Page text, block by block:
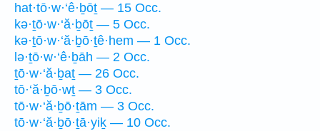
hat·tō·w·‘ê·ḇōṯ — 15 Occ.
kə·ṯō·w·‘ă·ḇōṯ — 5 Occ.
kə·ṯō·w·‘ă·ḇō·ṯê·hem — 1 Occ.
lə·ṯō·w·‘ê·ḇāh — 2 Occ.
ṯō·w·‘ă·ḇaṯ — 26 Occ.
tō·‘ă·ḇō·wṯ — 3 Occ.
tō·w·‘ă·ḇō·ṯām — 3 Occ.
tō·w·‘ă·ḇō·ṯā·yiḵ — 10 Occ.